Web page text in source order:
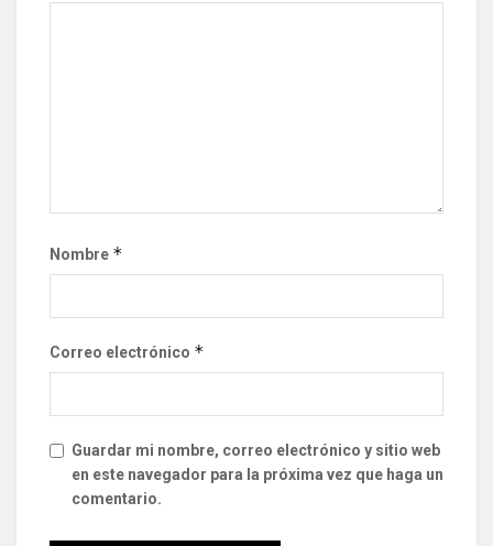
Nombre *
Correo electrónico *
Guardar mi nombre, correo electrónico y sitio web
en este navegador para la próxima vez que haga un
comentario.